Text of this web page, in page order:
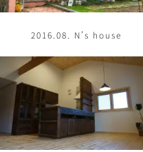
2016.08. N’s house